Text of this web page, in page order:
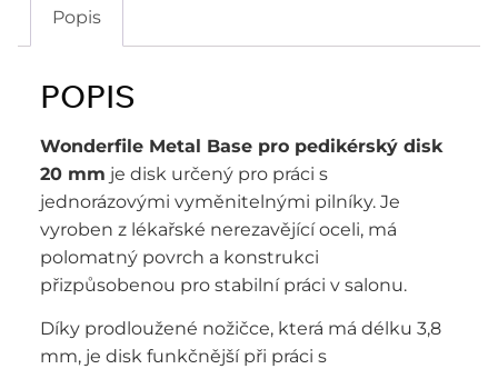
Popis
POPIS
Wonderfile Metal Base pro pedikérský disk
20 mm je disk určený pro práci s
jednorázovými vyměnitelnými pilníky. Je
vyroben z lékařské nerezavějící oceli, má
polomatný povrch a konstrukci
přizpůsobenou pro stabilní práci v salonu.
Díky prodloužené nožičce, která má délku 3,8
mm, je disk funkčnější při práci s